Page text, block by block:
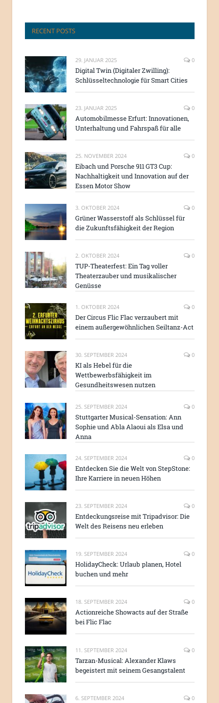
RECENT POSTS
29. JANUAR 2025 0
Digital Twin (Digitaler Zwilling):
Schlüsseltechnologie für Smart Cities
23. JANUAR 2025 0
Automobilmesse Erfurt: Innovationen,
Unterhaltung und Fahrspaß für alle
25. NOVEMBER 2024 0
Eibach und Porsche 911 GT3 Cup:
Nachhaltigkeit und Innovation auf der
Essen Motor Show
3. OKTOBER 2024 0
Grüner Wasserstoff als Schlüssel für
die Zukunftsfähigkeit der Region
2. OKTOBER 2024 0
TUP-Theaterfest: Ein Tag voller
Theaterzauber und musikalischer
Genüsse
1. OKTOBER 2024 0
Der Circus Flic Flac verzaubert mit
einem außergewöhnlichen Seiltanz-Act
30. SEPTEMBER 2024 0
KI als Hebel für die
Wettbewerbsfähigkeit im
Gesundheitswesen nutzen
25. SEPTEMBER 2024 0
Stuttgarter Musical-Sensation: Ann
Sophie und Abla Alaoui als Elsa und
Anna
24. SEPTEMBER 2024 0
Entdecken Sie die Welt von StepStone:
Ihre Karriere in neuen Höhen
23. SEPTEMBER 2024 0
Entdeckungsreise mit Tripadvisor: Die
Welt des Reisens neu erleben
19. SEPTEMBER 2024 0
HolidayCheck: Urlaub planen, Hotel
buchen und mehr
18. SEPTEMBER 2024 0
Actionreiche Showacts auf der Straße
bei Flic Flac
11. SEPTEMBER 2024 0
Tarzan-Musical: Alexander Klaws
begeistert mit seinem Gesangstalent
6. SEPTEMBER 2024 0